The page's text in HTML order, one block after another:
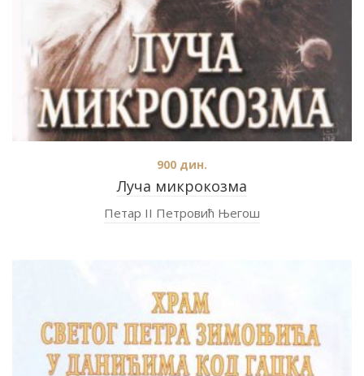
Луча микрокозма
900 дин.
Петар II Петровић Његош